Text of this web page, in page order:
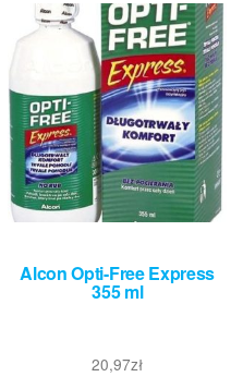
Alcon Opti-Free Express
355 ml
20,97zł